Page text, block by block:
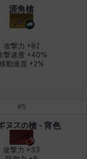
ブレア
マグヌス マルティナ
ユミン
レノア
涯角槍
攻撃力 +82
撃速度 +40%
動速度 +2%
#5
ヌスの槍 - 宵色
攻撃力 +33